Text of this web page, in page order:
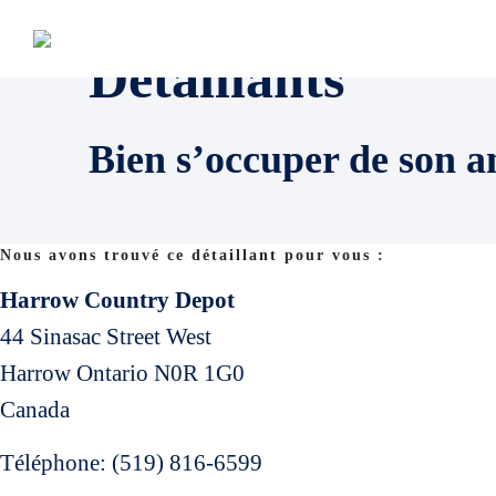
Détaillants
Bien s’occuper de son
Nous avons trouvé ce détaillant pour vous :
Harrow Country Depot
44 Sinasac Street West
Harrow Ontario N0R 1G0
Canada
Téléphone: (519) 816-6599